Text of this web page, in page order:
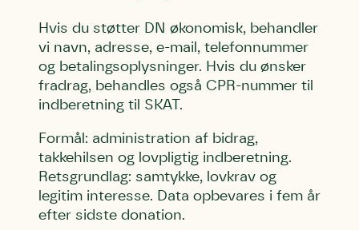
Hvis du støtter DN økonomisk, behandler
vi navn, adresse, e-mail, telefonnummer
og betalingsoplysninger. Hvis du ønsker
fradrag, behandles også CPR-nummer til
indberetning til SKAT.
Formål: administration af bidrag,
takkehilsen og lovpligtig indberetning.
Retsgrundlag: samtykke, lovkrav og
legitim interesse. Data opbevares i fem år
efter sidste donation.